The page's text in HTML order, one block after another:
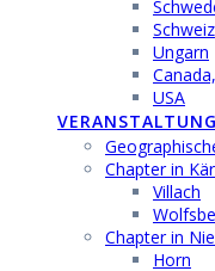
Schweiz
Ungarn
USA
Chapter in
Villach
Chapter in
Horn